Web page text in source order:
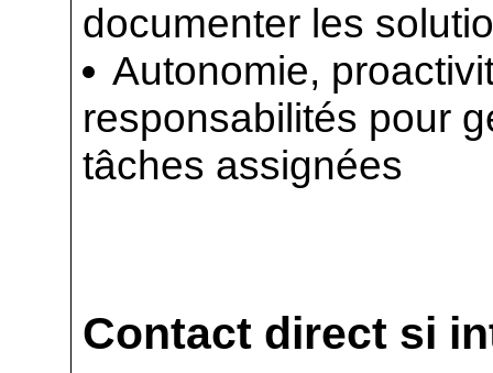
documenter les
Autonomie,
responsabilités pour
tâches assignées
Contact direct si